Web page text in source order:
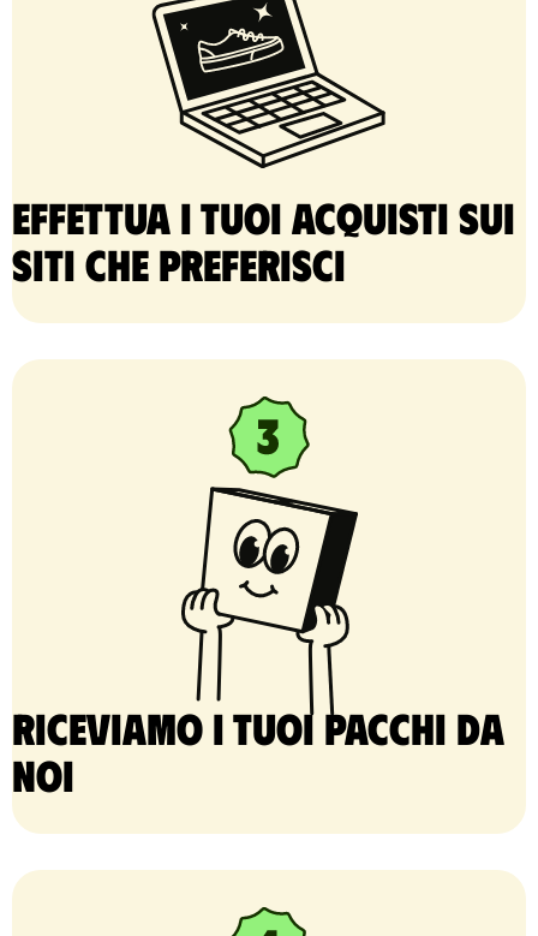
Effettua i tuoi acquisti sui
siti che preferisci
Riceviamo i tuoi pacchi da
noi